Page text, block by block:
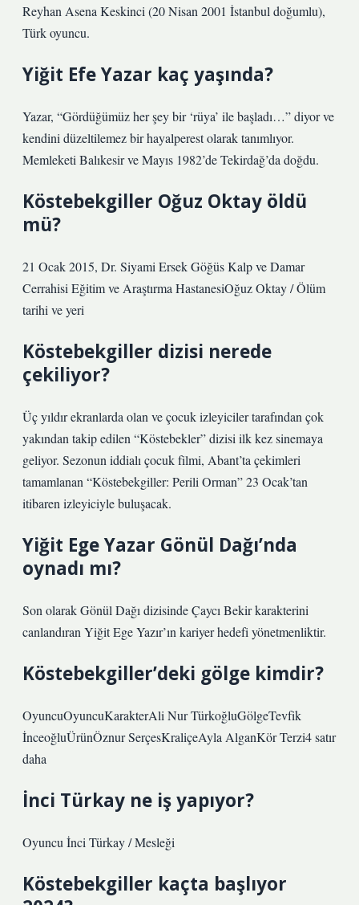
Reyhan Asena Keskinci (20 Nisan 2001 İstanbul doğumlu),
Türk oyuncu.
Yiğit Efe Yazar kaç yaşında?
Yazar, “Gördüğümüz her şey bir ‘rüya’ ile başladı…” diyor ve
kendini düzeltilemez bir hayalperest olarak tanımlıyor.
Memleketi Balıkesir ve Mayıs 1982’de Tekirdağ’da doğdu.
Köstebekgiller Oğuz Oktay öldü
mü?
21 Ocak 2015, Dr. Siyami Ersek Göğüs Kalp ve Damar
Cerrahisi Eğitim ve Araştırma HastanesiOğuz Oktay / Ölüm
tarihi ve yeri
Köstebekgiller dizisi nerede
çekiliyor?
Üç yıldır ekranlarda olan ve çocuk izleyiciler tarafından çok
yakından takip edilen “Köstebekler” dizisi ilk kez sinemaya
geliyor. Sezonun iddialı çocuk filmi, Abant’ta çekimleri
tamamlanan “Köstebekgiller: Perili Orman” 23 Ocak’tan
itibaren izleyiciyle buluşacak.
Yiğit Ege Yazar Gönül Dağı’nda
oynadı mı?
Son olarak Gönül Dağı dizisinde Çaycı Bekir karakterini
canlandıran Yiğit Ege Yazır’ın kariyer hedefi yönetmenliktir.
Köstebekgiller’deki gölge kimdir?
OyuncuOyuncuKarakterAli Nur TürkoğluGölgeTevfik
İnceoğluÜrünÖznur SerçesKraliçeAyla AlganKör Terzi4 satır
daha
İnci Türkay ne iş yapıyor?
Oyuncu İnci Türkay / Mesleği
Köstebekgiller kaçta başlıyor